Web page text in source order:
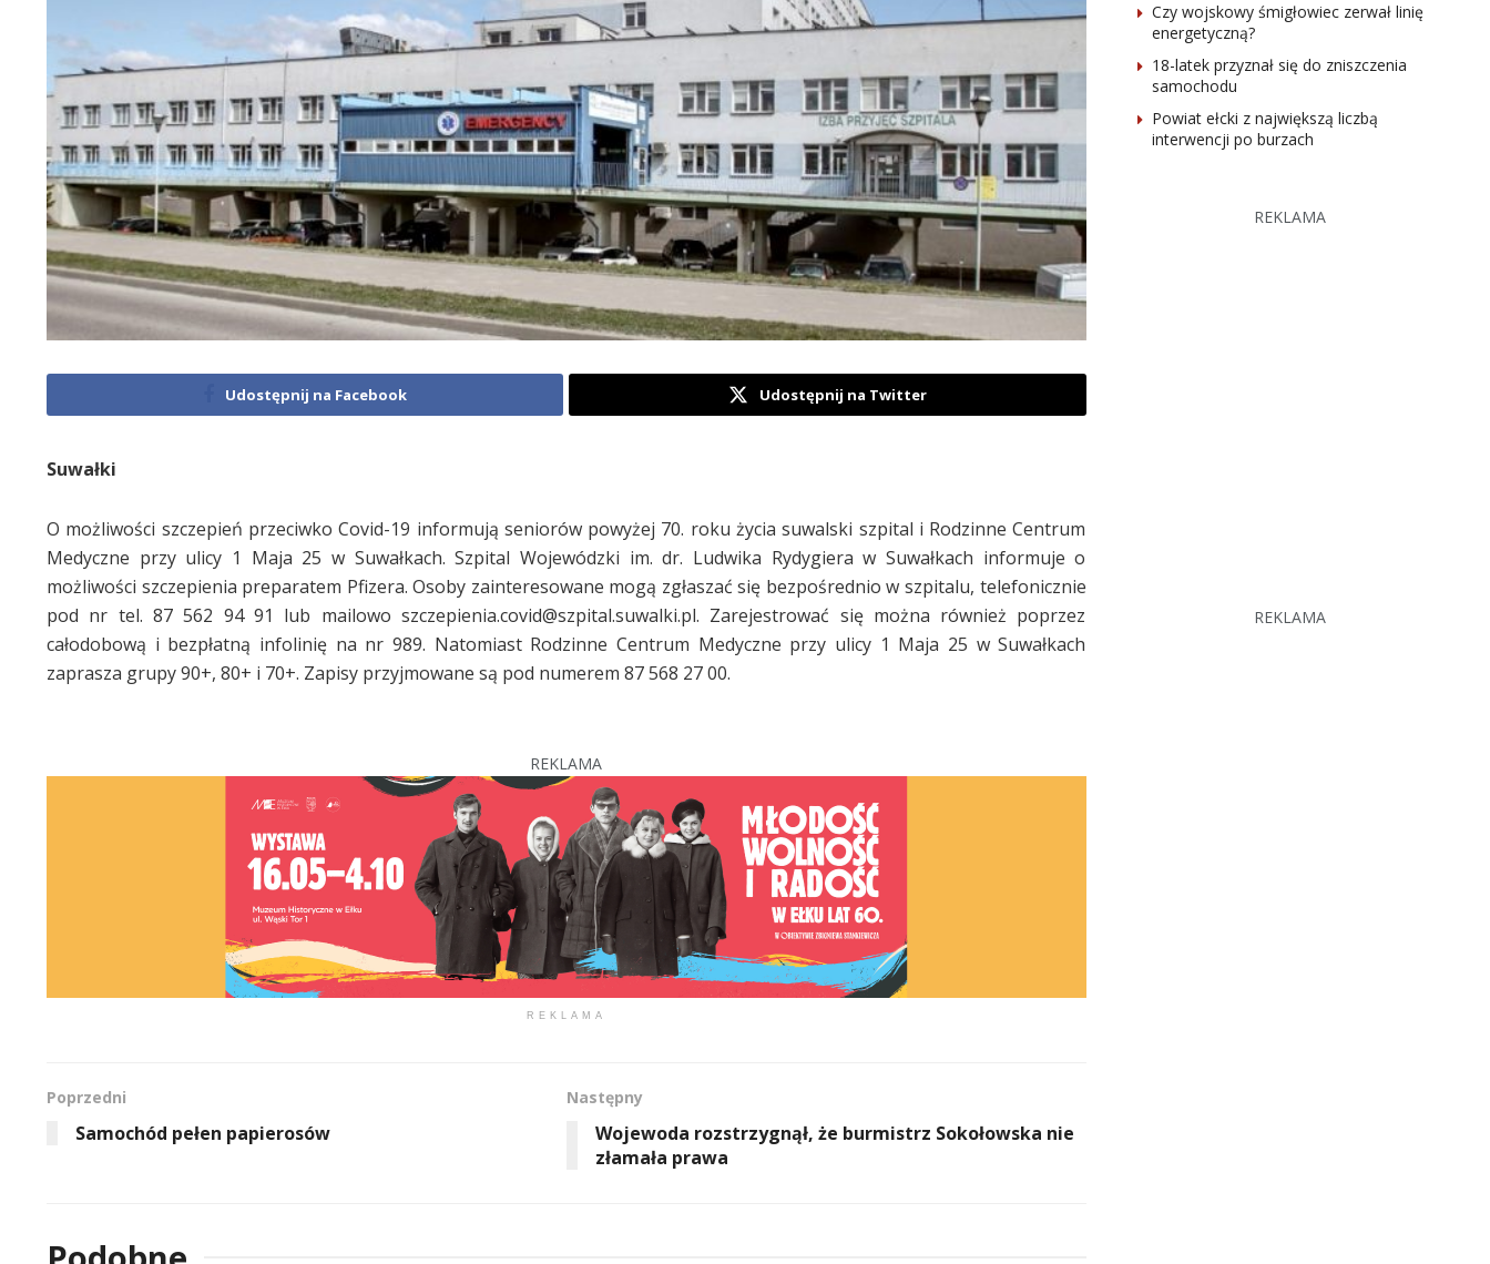
Udostępnij na Facebook Udostępnij na Twitter
Suwałki
O możliwości szczepień przeciwko Covid-19 informują seniorów powyżej 70. roku życia suwalski szpital i Rodzinne Centrum
Medyczne przy ulicy 1 Maja 25 w Suwałkach. Szpital Wojewódzki im. dr. Ludwika Rydygiera w Suwałkach informuje o
możliwości szczepienia preparatem Pfizera. Osoby zainteresowane mogą zgłaszać się bezpośrednio w szpitalu, telefonicznie
pod nr tel. 87 562 94 91 lub mailowo szczepienia.covid@szpital.suwalki.pl. Zarejestrować się można również poprzez
całodobową i bezpłatną infolinię na nr 989. Natomiast Rodzinne Centrum Medyczne przy ulicy 1 Maja 25 w Suwałkach
zaprasza grupy 90+, 80+ i 70+. Zapisy przyjmowane są pod numerem 87 568 27 00.
REKLAMA
REKLAMA
Poprzedni
Samochód pełen papierosów
Następny
Wojewoda rozstrzygnął, że burmistrz Sokołowska nie
złamała prawa
Czy wojskowy śmigłowiec zerwał linię
energetyczną?
18-latek przyznał się do zniszczenia
samochodu
Powiat ełcki z największą liczbą
interwencji po burzach
REKLAMA
REKLAMA